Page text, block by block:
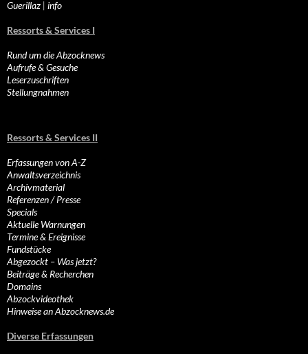
Guerillaz | info
Ressorts & Services I
Rund um die Abzocknews
Aufrufe & Gesuche
Leserzuschriften
Stellungnahmen
Ressorts & Services II
Erfassungen von A-Z
Anwaltsverzeichnis
Archivmaterial
Referenzen / Presse
Specials
Aktuelle Warnungen
Termine & Ereignisse
Fundstücke
Abgezockt – Was jetzt?
Beiträge & Recherchen
Domains
Abzockvideothek
Hinweise an Abzocknews.de
Diverse Erfassungen